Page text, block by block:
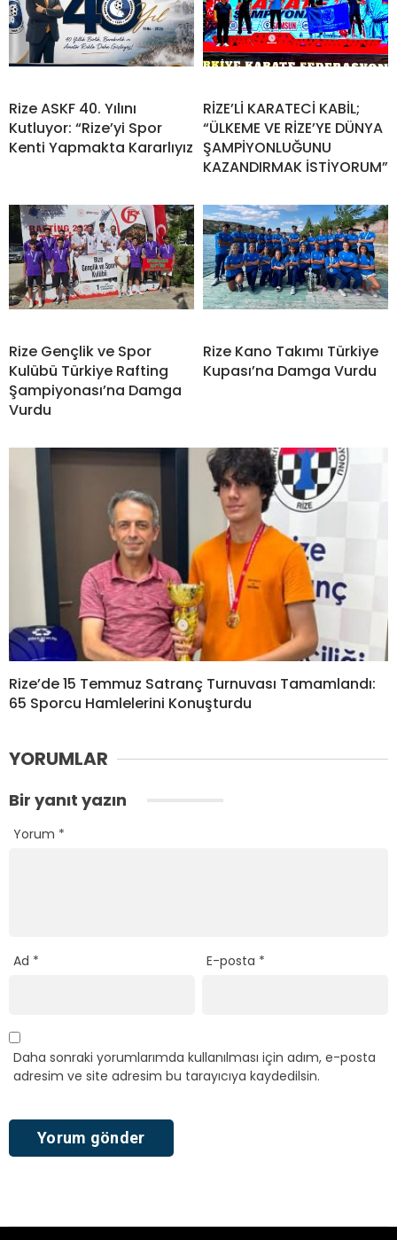
Rize ASKF 40. Yılını
Kutluyor: “Rize’yi Spor
Kenti Yapmakta Kararlıyız
RİZE’Lİ KARATECİ KABİL;
“ÜLKEME VE RİZE’YE DÜNYA
ŞAMPİYONLUĞUNU
KAZANDIRMAK İSTİYORUM”
Rize Gençlik ve Spor
Kulübü Türkiye Rafting
Şampiyonası’na Damga
Vurdu
Rize Kano Takımı Türkiye
Kupası’na Damga Vurdu
Rize’de 15 Temmuz Satranç Turnuvası Tamamlandı:
65 Sporcu Hamlelerini Konuşturdu
YORUMLAR
Bir yanıt yazın
Yorum *
Ad * E-posta *
Daha sonraki yorumlarımda kullanılması için adım, e-posta
adresim ve site adresim bu tarayıcıya kaydedilsin.